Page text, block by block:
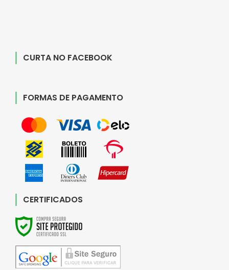
CURTA NO FACEBOOK
FORMAS DE PAGAMENTO
CERTIFICADOS